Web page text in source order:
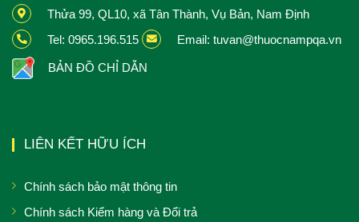
Thửa 99, QL10, xã Tân Thành, Vụ Bản, Nam Định
Tel: 0965.196.515
Email: tuvan@thuocnampqa.vn
BẢN ĐỒ CHỈ DẪN
LIÊN KẾT HỮU ÍCH
Chính sách bảo mật thông tin
Chính sách Kiểm hàng và Đổi trả